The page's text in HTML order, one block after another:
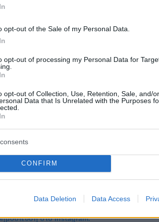
opt-out of the Sale of my Personal Data.
opt-out of processing my Personal Data for
opt-out of Collection, Use, Retention, Sale, and/
Data that Is Unrelated with the Purposes
CONFIRM
Data Deletion Data Access
παρά το γεγονός ότι δεν
ακόμη περισσότερων ΝΒΑ
στο Instagram.